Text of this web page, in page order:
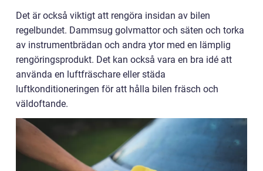
Det är också viktigt att rengöra insidan av bilen
regelbundet. Dammsug golvmattor och säten och torka
av instrumentbrädan och andra ytor med en lämplig
rengöringsprodukt. Det kan också vara en bra idé att
använda en luftfräschare eller städa
luftkonditioneringen för att hålla bilen fräsch och
väldoftande.